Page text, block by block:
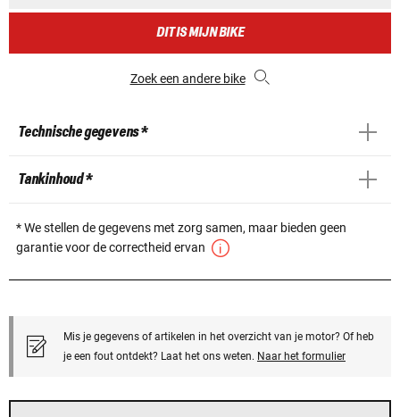
DIT IS MIJN BIKE
Zoek een andere bike
Technische gegevens *
Tankinhoud *
* We stellen de gegevens met zorg samen, maar bieden geen
garantie voor de correctheid ervan
Mis je gegevens of artikelen in het overzicht van je motor? Of heb
je een fout ontdekt? Laat het ons weten. Naar het formulier